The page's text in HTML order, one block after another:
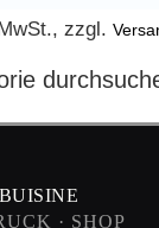
zzgl.
· SHOP